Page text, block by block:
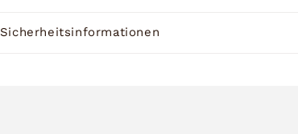
Sicherheitsinformationen